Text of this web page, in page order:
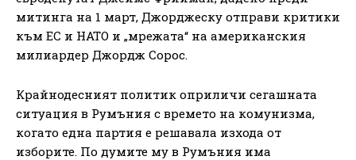
митинга на 1 март, Джорджеску отправи критики
към ЕС и НАТО и „мрежата“ на американския
милиардер Джордж Сорос.
Крайнодесният политик оприличи сегашната
ситуация в Румъния с времето на комунизма,
когато една партия е решавала изхода от
изборите. По думите му в Румъния има